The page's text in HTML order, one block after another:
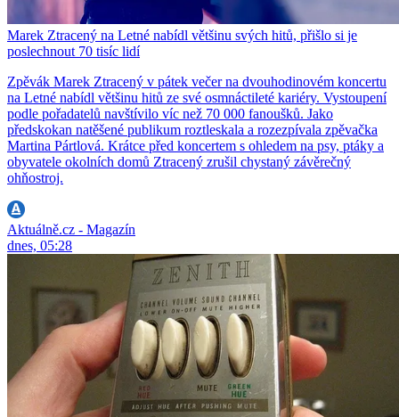
Marek Ztracený na Letné nabídl většinu svých hitů, přišlo si je
poslechnout 70 tisíc lidí
Zpěvák Marek Ztracený v pátek večer na dvouhodinovém koncertu
na Letné nabídl většinu hitů ze své osmnáctileté kariéry. Vystoupení
podle pořadatelů navštívilo víc než 70 000 fanoušků. Jako
předskokan natěšené publikum roztleskala a rozezpívala zpěvačka
Martina Pártlová. Krátce před koncertem s ohledem na psy, ptáky a
obyvatele okolních domů Ztracený zrušil chystaný závěrečný
ohňostroj.
Aktuálně.cz - Magazín
dnes, 05:28